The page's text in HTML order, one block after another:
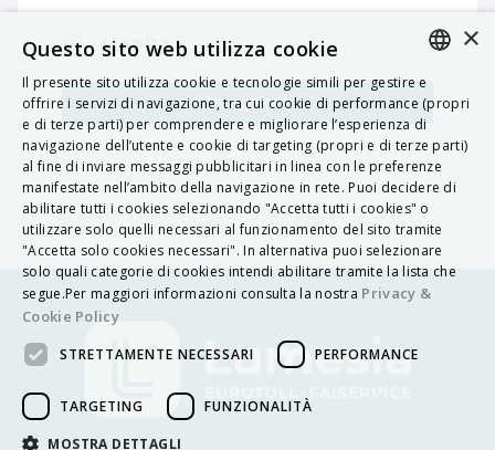
MAPPA
Navigatore ITALIAN
ENGLISH
FRENCH
HUNGARIAN
DEUTSCH
POLSKI
PORTUGUÊS
×
Questo sito web utilizza cookie
Il presente sito utilizza cookie e tecnologie simili per gestire e
offrire i servizi di navigazione, tra cui cookie di performance (propri
e di terze parti) per comprendere e migliorare l’esperienza di
navigazione dell’utente e cookie di targeting (propri e di terze parti)
al fine di inviare messaggi pubblicitari in linea con le preferenze
manifestate nell’ambito della navigazione in rete. Puoi decidere di
abilitare tutti i cookies selezionando "Accetta tutti i cookies" o
utilizzare solo quelli necessari al funzionamento del sito tramite
"Accetta solo cookies necessari". In alternativa puoi selezionare
solo quali categorie di cookies intendi abilitare tramite la lista che
segue.Per maggiori informazioni consulta la nostra Privacy &
Cookie Policy
STRETTAMENTE NECESSARI PERFORMANCE
TARGETING FUNZIONALITÀ
MOSTRA DETTAGLI